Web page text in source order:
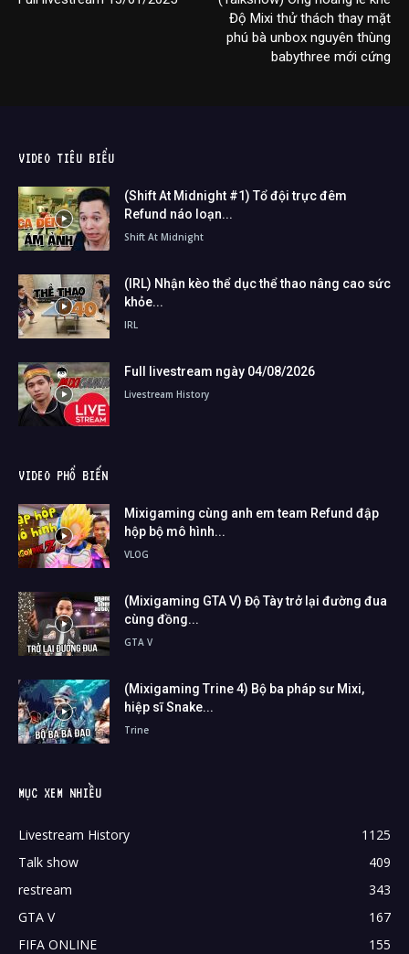
Độ Mixi thử thách thay mặt
phú bà unbox nguyên thùng
babythree mới cứng
VIDEO TIÊU BIỂU
(Shift At Midnight #1) Tổ đội trực đêm
Refund náo loạn...
Shift At Midnight
(IRL) Nhận kèo thể dục thể thao nâng cao sức
khỏe...
IRL
Full livestream ngày 04/08/2026
Livestream History
VIDEO PHỔ BIẾN
Mixigaming cùng anh em team Refund đập
hộp bộ mô hình...
VLOG
(Mixigaming GTA V) Độ Tày trở lại đường đua
cùng đồng...
GTA V
(Mixigaming Trine 4) Bộ ba pháp sư Mixi,
hiệp sĩ Snake...
Trine
MỤC XEM NHIỀU
Livestream History
1125
Talk show
409
restream
343
GTA V
167
FIFA ONLINE
155